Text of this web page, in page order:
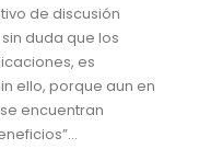
de discusión
duda que los
es
ello, porque aun en
encuentran